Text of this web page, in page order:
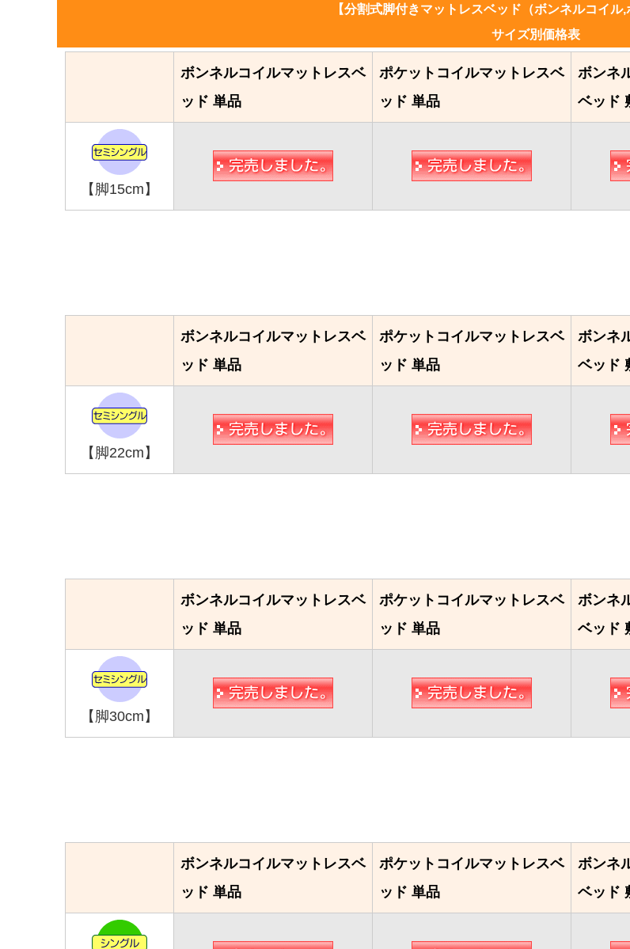
【分割式脚付きマットレスベッド（ボンネルコイル,
サイズ別価格表
ボンネルコイルマットレスベ
ッド 単品
ポケットコイルマットレスベ
ッド 単品
ボンネ
ベッド
【脚15cm】
ボンネルコイルマットレスベ
ッド 単品
ポケットコイルマットレスベ
ッド 単品
ボンネ
ベッド
【脚22cm】
ボンネルコイルマットレスベ
ッド 単品
ポケットコイルマットレスベ
ッド 単品
ボンネ
ベッド
【脚30cm】
ボンネルコイルマットレスベ
ッド 単品
ポケットコイルマットレスベ
ッド 単品
ボンネ
ベッド